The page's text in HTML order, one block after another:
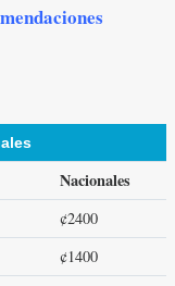
Nacionales
¢2400
¢1400